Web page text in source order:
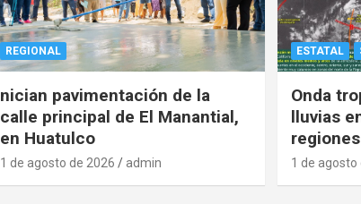
REGIONAL
nician pavimentación de la
calle principal de El Manantial,
en Huatulco
1 de agosto de 2026 admin
ESTATAL
Onda
lluvias
1 de agosto